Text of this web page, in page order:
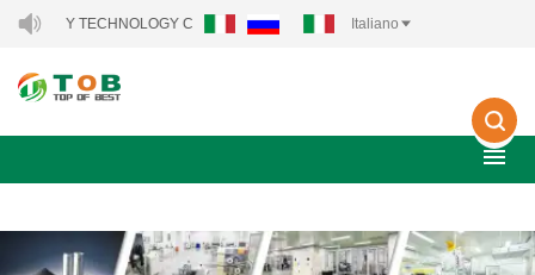
TECHNOLOGY CO., LTD.. Italiano